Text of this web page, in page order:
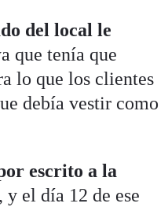
del local le
que tenía que
lo que los clientes
debía vestir como
escrito a la
y el día 12 de ese